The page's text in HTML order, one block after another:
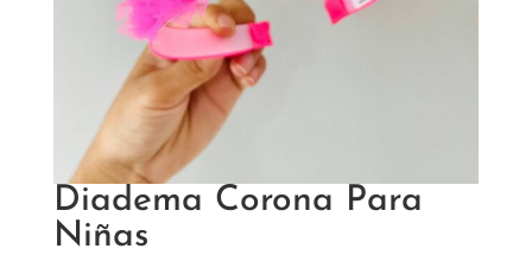
Diadema Corona Para
Niñas